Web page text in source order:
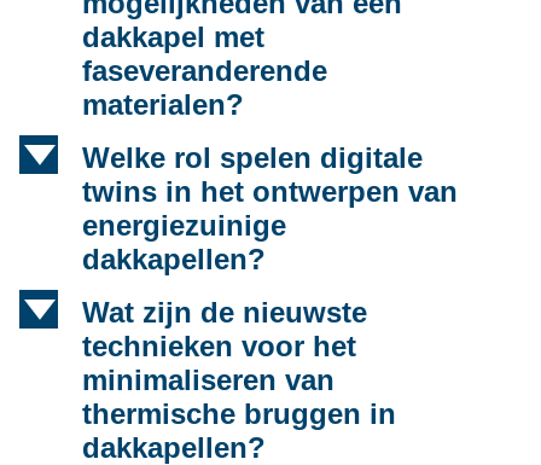
dakkapel met
faseveranderende
materialen?
d
Welke rol spelen digitale
twins in het ontwerpen van
energiezuinige
dakkapellen?
d
Wat zijn de nieuwste
technieken voor het
minimaliseren van
thermische bruggen in
dakkapellen?